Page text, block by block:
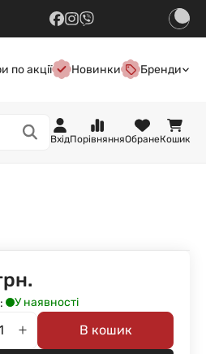
по акції Новинки Бренди
ВхідПорівнянняОбранеКошик
У наявності
В кошик